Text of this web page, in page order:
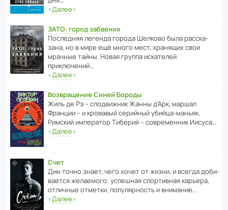
‹Далее›
ЗАТО: город забвения
После­дняя легенда города Шелково была расска­
зана, но в мире ещё много мест, хранящих свои
мрачные тайны. Новая группа иска­телей
приключений…
‹Далее›
Возвращение Синей Бороды
Жиль де Рэ – спод­ви­жник Жанны д’Арк, маршал
Франции – и кровавый серийный убийца-маньяк.
Римский импе­ратор Тиберий – совре­менник Иисуса…
‹Далее›
Счет
Дин точно знает, чего хочет от жизни, и всегда доби­
ва­ется жела­е­мого: успе­шная спор­ти­вная карьера,
отли­чные отметки, попу­ля­р­ность и внимание…
‹Далее›